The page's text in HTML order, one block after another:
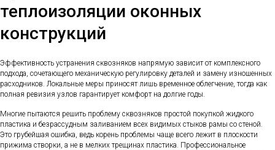
теплоизоляции оконных
конструкций
Эффективность устранения сквозняков напрямую зависит от комплексного
подхода, сочетающего механическую регулировку деталей и замену изношенных
расходников. Локальные меры приносят лишь временное облегчение, тогда как
полная ревизия узлов гарантирует комфорт на долгие годы.
Многие пытаются решить проблему сквозняков простой покупкой жидкого
пластика и безрассудным заливанием всех видимых стыков рамы со стеной.
Это грубейшая ошибка, ведь корень проблемы чаще всего лежит в плоскости
прижима створки, а не в мелких трещинах пластика. Профессиональное